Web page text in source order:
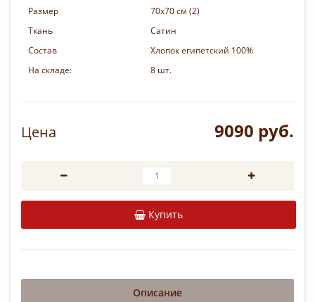
Размер
70х70 см (2)
Ткань
Сатин
Состав
Хлопок египетский 100%
На складе:
8 шт.
Цена 9090 руб.
Купить
Описание